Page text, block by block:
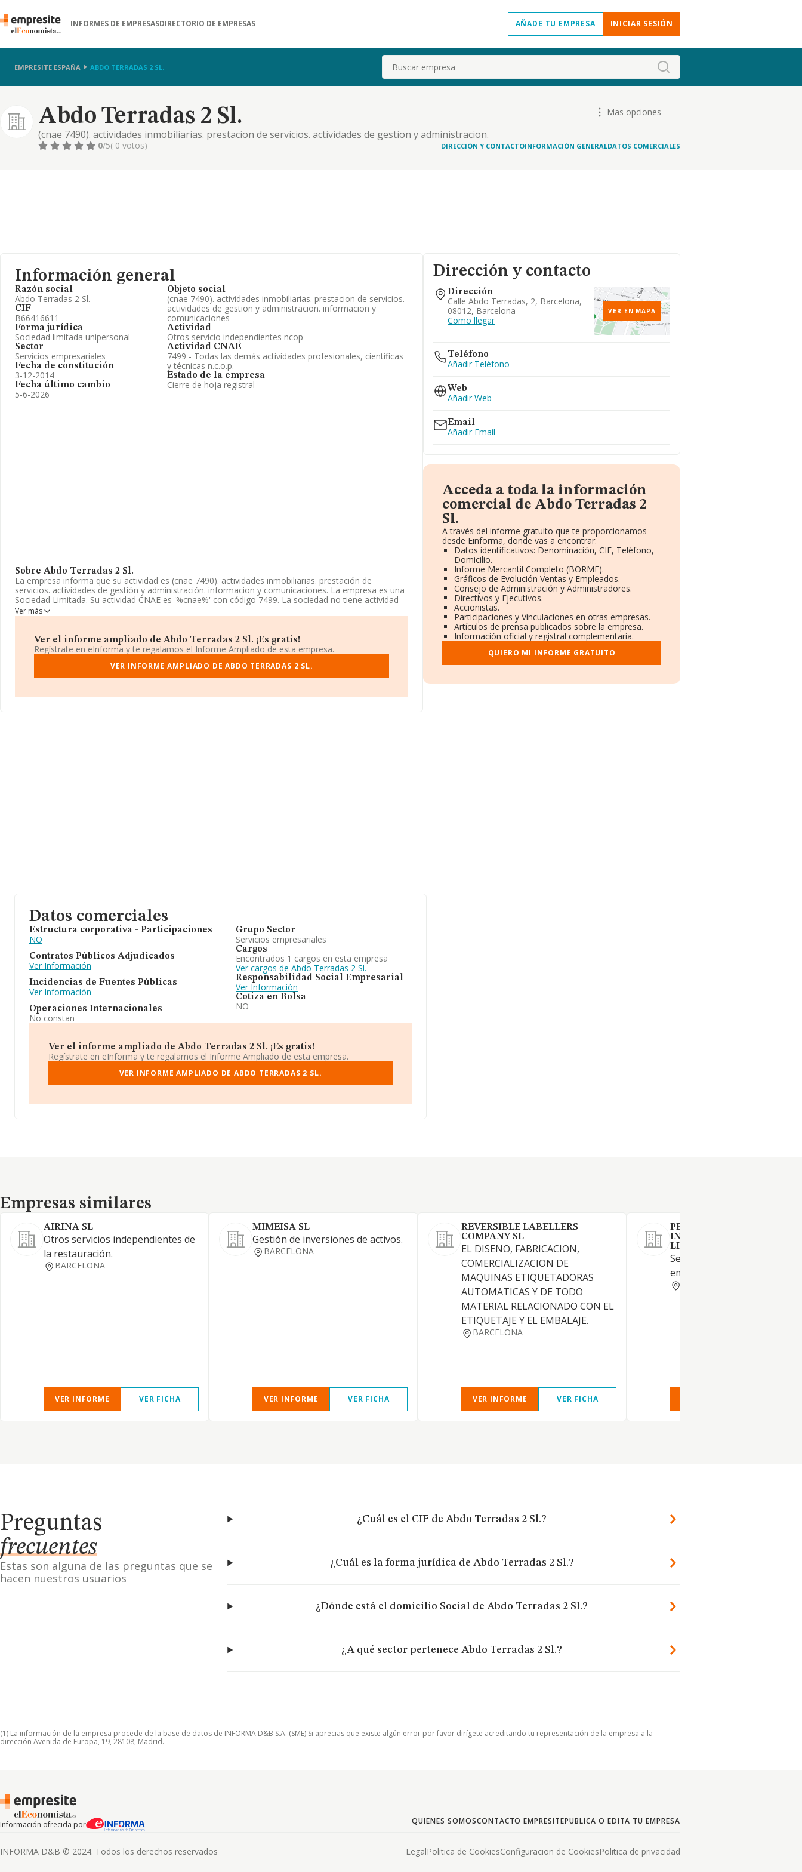
INFORMES DE EMPRESASDIRECTORIO DE EMPRESAS AÑADE TU EMPRESA INICIAR SESIÓN
EMPRESITE ESPAÑA ABDO TERRADAS 2 SL. Buscar
Abdo Terradas 2 Sl.
(cnae 7490). actividades inmobiliarias. prestacion de servicios. actividades de gestion y administracion.
informacion y comunicaciones
Mas opciones
0/5( 0 votos) DIRECCIÓN Y CONTACTOINFORMACIÓN GENERALDATOS COMERCIALES
Información general
Razón social
Abdo Terradas 2 Sl.
CIF
B66416611
Forma jurídica
Sociedad limitada unipersonal
Sector
Servicios empresariales
Fecha de constitución
3-12-2014
Fecha último cambio
5-6-2026
Objeto social
(cnae 7490). actividades inmobiliarias. prestacion de servicios.
actividades de gestion y administracion. informacion y
comunicaciones
Actividad
Otros servicio independientes ncop
Actividad CNAE
7499 - Todas las demás actividades profesionales, científicas
y técnicas n.c.o.p.
Estado de la empresa
Cierre de hoja registral
Sobre Abdo Terradas 2 Sl.
La empresa informa que su actividad es (cnae 7490). actividades inmobiliarias. prestación de
servicios. actividades de gestión y administración. informacion y comunicaciones. La empresa es una
Sociedad Limitada. Su actividad CNAE es '%cnae%' con código 7499. La sociedad no tiene actividad
en mercados exteriores.
(08012), Barcelona, Cataluña.
En relación con el sector y disponiendo de los datos de hasta 26.323 empresas, la facturación en el
ámbito nacional alcanza los 11.946 millones de euros y se estima que el promedio de la facturación
entre todas las empresas es de 453 mil euros. Con el fin de ampliar la información relativa a las
empresas es de 4.
Ver más
Ver el informe ampliado de Abdo Terradas 2 Sl. ¡Es gratis!
Regístrate en eInforma y te regalamos el Informe Ampliado de esta empresa.
VER INFORME AMPLIADO DE ABDO TERRADAS 2 SL.
Dirección y contacto
Dirección
Calle Abdo Terradas, 2, Barcelona,
08012, Barcelona
Como llegar
VER EN MAPA
Teléfono
Añadir Teléfono
Web
Añadir Web
Email
Añadir Email
Acceda a toda la información
comercial de Abdo Terradas 2
Sl.
A través del informe gratuito que te proporcionamos
desde Einforma, donde vas a encontrar:
Datos identificativos: Denominación, CIF, Teléfono,
Domicilio.
Informe Mercantil Completo (BORME).
Gráficos de Evolución Ventas y Empleados.
Consejo de Administración y Administradores.
Directivos y Ejecutivos.
Accionistas.
Participaciones y Vinculaciones en otras empresas.
Artículos de prensa publicados sobre la empresa.
Información oficial y registral complementaria.
QUIERO MI INFORME GRATUITO
Datos comerciales
Estructura corporativa - Participaciones
NO
Contratos Públicos Adjudicados
Ver Información
Incidencias de Fuentes Públicas
Ver Información
Operaciones Internacionales
No constan
Grupo Sector
Servicios empresariales
Cargos
Encontrados 1 cargos en esta empresa
Ver cargos de Abdo Terradas 2 Sl.
Responsabilidad Social Empresarial
Ver Información
Cotiza en Bolsa
NO
Ver el informe ampliado de Abdo Terradas 2 Sl. ¡Es gratis!
Regístrate en eInforma y te regalamos el Informe Ampliado de esta empresa.
VER INFORME AMPLIADO DE ABDO TERRADAS 2 SL.
Empresas similares
Empresas similares
AIRINA SL
Otros servicios independientes de
la restauración.
BARCELONA
VER INFORME VER FICHA
MIMEISA SL
Gestión de inversiones de activos.
BARCELONA
VER INFORME VER FICHA
REVERSIBLE LABELLERS
COMPANY SL
EL DISENO, FABRICACION,
COMERCIALIZACION DE
MAQUINAS ETIQUETADORAS
AUTOMATICAS Y DE TODO
MATERIAL RELACIONADO CON EL
ETIQUETAJE Y EL EMBALAJE.
BARCELONA
VER INFORME VER FICHA
PERADEJORDI PROYECTOS
INFORMES SL (EN
LIQUIDACION)
Servicios de consultoría para
empresas.
Preguntas
frecuentes
Estas son alguna de las preguntas que se
hacen nuestros usuarios
¿Cuál es el CIF de Abdo Terradas 2 Sl.?
¿Cuál es la forma jurídica de Abdo Terradas 2 Sl.?
¿Dónde está el domicilio Social de Abdo Terradas 2 Sl.?
¿A qué sector pertenece Abdo Terradas 2 Sl.?
(1) La información de la empresa procede de la base de datos de INFORMA D&B S.A. (SME) Si aprecias que existe algún error por favor dirígete acreditando tu representación de la empresa a la
dirección Avenida de Europa, 19, 28108, Madrid.
Información ofrecida por QUIENES SOMOSCONTACTO EMPRESITEPUBLICA O EDITA TU EMPRESA
INFORMA D&B © 2024. Todos los derechos reservados LegalPolitica de CookiesConfiguracion de CookiesPolitica de privacidad